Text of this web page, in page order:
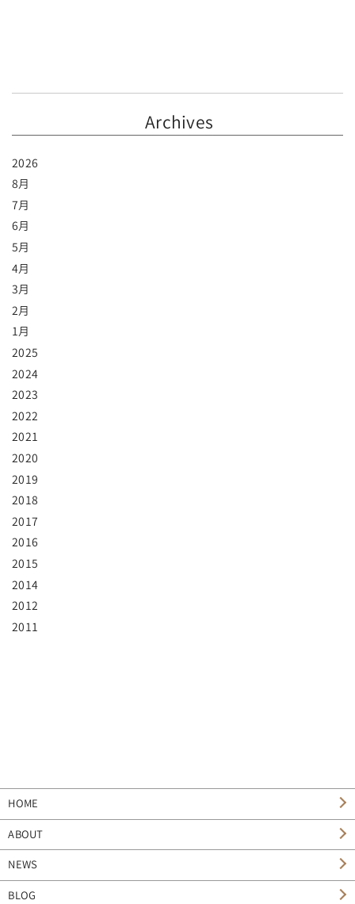
Archives
2026
8月
7月
6月
5月
4月
3月
2月
1月
2025
2024
2023
2022
2021
2020
2019
2018
2017
2016
2015
2014
2012
2011
HOME
ABOUT
NEWS
BLOG